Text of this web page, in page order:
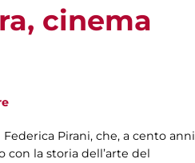
cinema
Pirani, che, a cento anni
con la storia dell’arte del